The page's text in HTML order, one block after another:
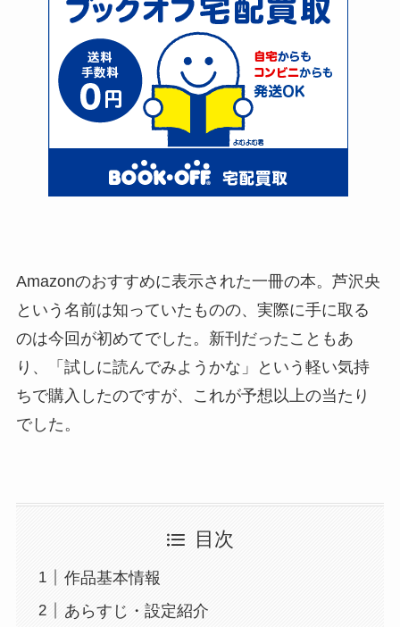
Amazonのおすすめに表示された一冊の本。芦沢央
という名前は知っていたものの、実際に手に取る
のは今回が初めてでした。新刊だったこともあ
り、「試しに読んでみようかな」という軽い気持
ちで購入したのですが、これが予想以上の当たり
でした。
目次
作品基本情報
あらすじ・設定紹介